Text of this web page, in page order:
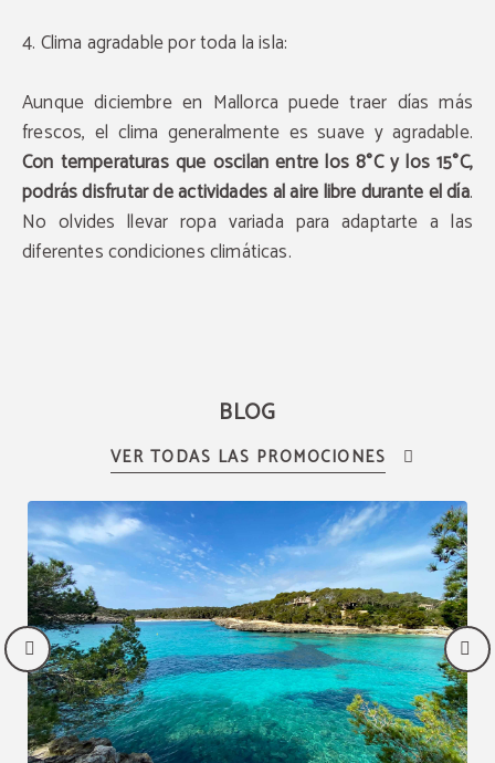
4. Clima agradable por toda la isla:
Aunque diciembre en Mallorca puede traer días más
frescos, el clima generalmente es suave y agradable.
Con temperaturas que oscilan entre los 8°C y los 15°C,
podrás disfrutar de actividades al aire libre durante el día.
No olvides llevar ropa variada para adaptarte a las
diferentes condiciones climáticas.
BLOG